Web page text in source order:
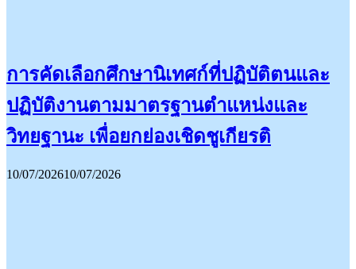
การคัดเลือกศึกษานิเทศก์ที่ปฏิบัติตนและ
ปฏิบัติงานตามมาตรฐานตำแหน่งและ
วิทยฐานะ เพื่อยกย่องเชิดชูเกียรติ
10/07/202610/07/2026